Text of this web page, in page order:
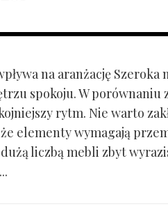
na aranżację Szeroka
spokoju. W porównaniu
rytm. Nie warto
elementy wymagają
liczbą mebli zbyt